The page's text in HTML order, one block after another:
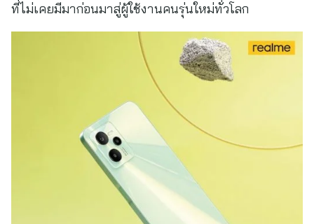
ที่ไม่เคยมีมาก่อนมาสู่ผู้ใช้งานคนรุ่นใหม่ทั่วโลก